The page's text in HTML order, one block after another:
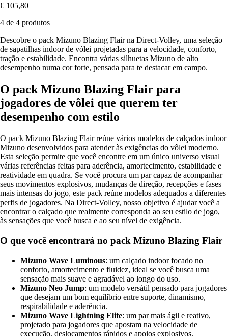
€ 105,80
4 de 4 produtos
Descobre o pack Mizuno Blazing Flair na Direct-Volley, uma seleção
de sapatilhas indoor de vólei projetadas para a velocidade, conforto,
tração e estabilidade. Encontra várias silhuetas Mizuno de alto
desempenho numa cor forte, pensada para te destacar em campo.
O pack Mizuno Blazing Flair para
jogadores de vôlei que querem ter
desempenho com estilo
O pack Mizuno Blazing Flair reúne vários modelos de calçados indoor
Mizuno desenvolvidos para atender às exigências do vôlei moderno.
Esta seleção permite que você encontre em um único universo visual
várias referências feitas para aderência, amortecimento, estabilidade e
reatividade em quadra. Se você procura um par capaz de acompanhar
seus movimentos explosivos, mudanças de direção, recepções e fases
mais intensas do jogo, este pack reúne modelos adequados a diferentes
perfis de jogadores. Na Direct-Volley, nosso objetivo é ajudar você a
encontrar o calçado que realmente corresponda ao seu estilo de jogo,
às sensações que você busca e ao seu nível de exigência.
O que você encontrará no pack Mizuno Blazing Flair
Mizuno Wave Luminous: um calçado indoor focado no
conforto, amortecimento e fluidez, ideal se você busca uma
sensação mais suave e agradável ao longo do uso.
Mizuno Neo Jump: um modelo versátil pensado para jogadores
que desejam um bom equilíbrio entre suporte, dinamismo,
respirabilidade e aderência.
Mizuno Wave Lightning Elite: um par mais ágil e reativo,
projetado para jogadores que apostam na velocidade de
execução, deslocamentos rápidos e apoios explosivos.